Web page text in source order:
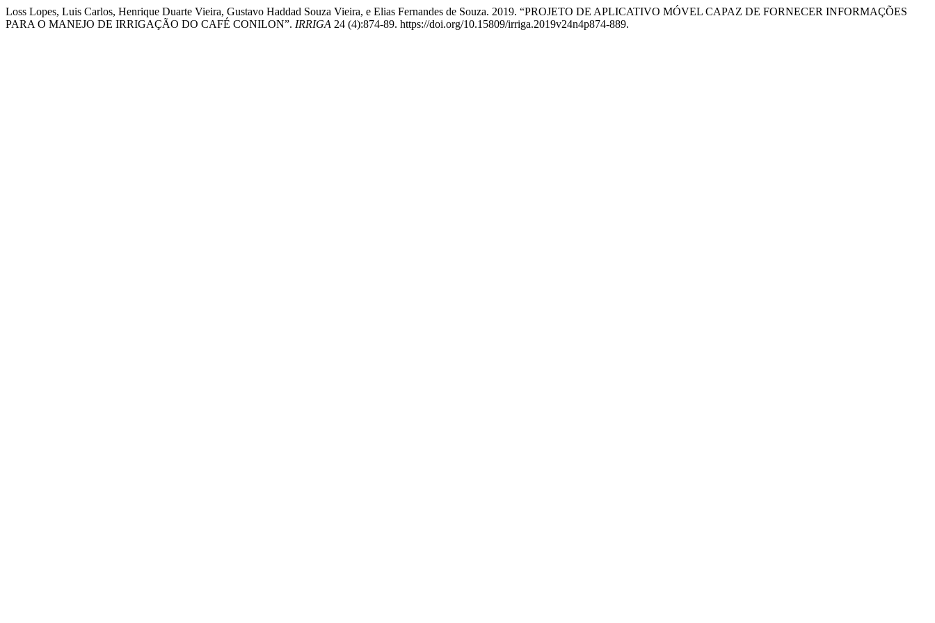
Loss Lopes, Luis Carlos, Henrique Duarte Vieira, Gustavo Haddad Souza Vieira, e Elias Fernandes de Souza. 2019. “PROJETO DE APLICATIVO MÓVEL CAPAZ DE FORNECER INFORMAÇÕES
PARA O MANEJO DE IRRIGAÇÃO DO CAFÉ CONILON”. IRRIGA 24 (4):874-89. https://doi.org/10.15809/irriga.2019v24n4p874-889.